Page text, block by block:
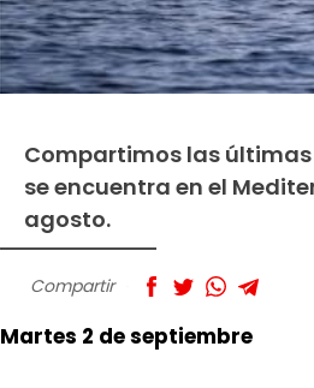
Compartimos las
se encuentra en el
agosto.
Compartir
Martes 2 de septiembre